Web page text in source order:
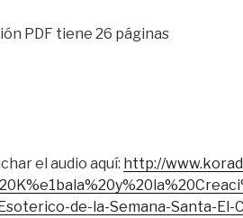
PDF tiene 26 páginas
el audio aquí: http://
de-la-Semana-Santa-El-